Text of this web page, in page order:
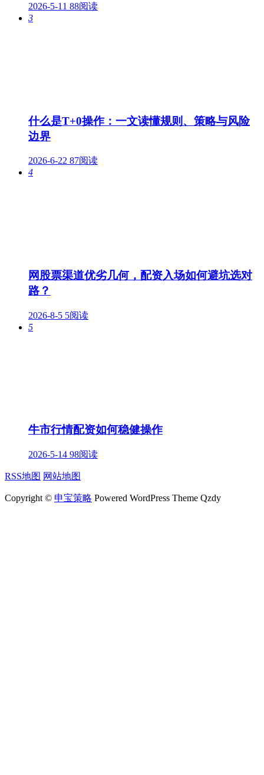
2026-5-11 88阅读
3
什么是T+0操作：一文读懂规则、策略与风险
边界
2026-6-22 87阅读
4
网股票渠道优劣几何，配资入场如何避坑选对
路？
2026-8-5 5阅读
5
牛市行情配资如何稳健操作
2026-5-14 98阅读
RSS地图 网站地图
Copyright © 申宝策略 Powered WordPress Theme Qzdy